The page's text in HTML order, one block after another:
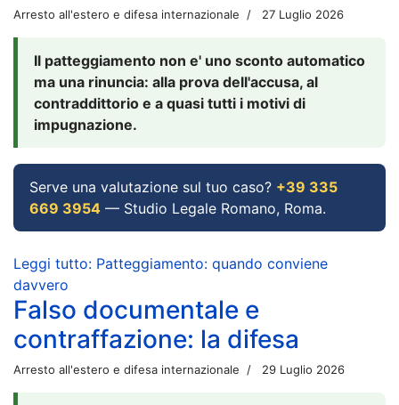
Arresto all'estero e difesa internazionale 27 Luglio 2026
Il patteggiamento non e' uno sconto automatico
ma una rinuncia: alla prova dell'accusa, al
contraddittorio e a quasi tutti i motivi di
impugnazione.
Serve una valutazione sul tuo caso? +39 335
669 3954 — Studio Legale Romano, Roma.
Leggi tutto: Patteggiamento: quando conviene
davvero
Falso documentale e
contraffazione: la difesa
Arresto all'estero e difesa internazionale 29 Luglio 2026